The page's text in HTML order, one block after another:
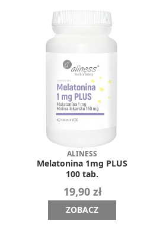
ALINESS
Melatonina 1mg PLUS
100 tab.
19,90 zł
ZOBACZ